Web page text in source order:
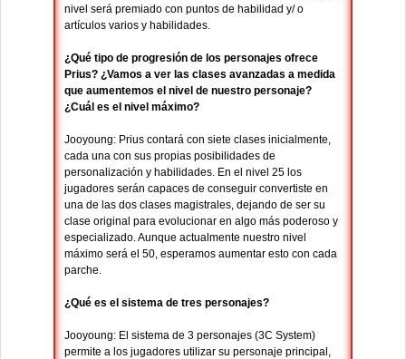
nivel será premiado con puntos de habilidad y/ o
artículos varios y habilidades.
¿Qué tipo de progresión de los personajes ofrece
Prius? ¿Vamos a ver las clases avanzadas a medida
que aumentemos el nivel de nuestro personaje?
¿Cuál es el nivel máximo?
Jooyoung: Prius contará con siete clases inicialmente,
cada una con sus propias posibilidades de
personalización y habilidades. En el nivel 25 los
jugadores serán capaces de conseguir convertiste en
una de las dos clases magistrales, dejando de ser su
clase original para evolucionar en algo más poderoso y
especializado. Aunque actualmente nuestro nivel
máximo será el 50, esperamos aumentar esto con cada
parche.
¿Qué es el sistema de tres personajes?
Jooyoung: El sistema de 3 personajes (3C System)
permite a los jugadores utilizar su personaje principal,